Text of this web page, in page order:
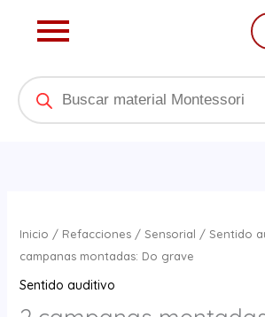
Products
search
Inicio / Refacciones/ Sensorial / Sentido
campanas montadas: Do grave
Sentido auditivo
campanas
montadas: